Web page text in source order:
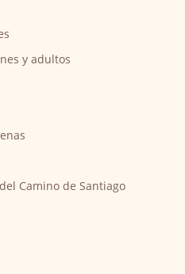
y adultos
Camino de Santiago